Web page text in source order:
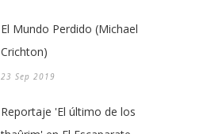
El Mundo Perdido (Michael
Crichton)
23 Sep 2019
Reportaje 'El último de los